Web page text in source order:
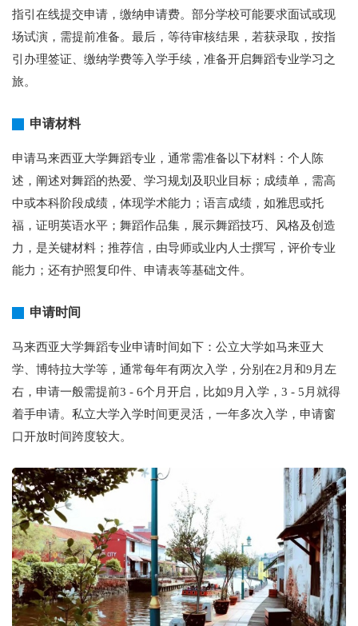
指引在线提交申请，缴纳申请费。部分学校可能要求面试或现
场试演，需提前准备。最后，等待审核结果，若获录取，按指
引办理签证、缴纳学费等入学手续，准备开启舞蹈专业学习之
旅。
申请材料
申请马来西亚大学舞蹈专业，通常需准备以下材料：个人陈
述，阐述对舞蹈的热爱、学习规划及职业目标；成绩单，需高
中或本科阶段成绩，体现学术能力；语言成绩，如雅思或托
福，证明英语水平；舞蹈作品集，展示舞蹈技巧、风格及创造
力，是关键材料；推荐信，由导师或业内人士撰写，评价专业
能力；还有护照复印件、申请表等基础文件。
申请时间
马来西亚大学舞蹈专业申请时间如下：公立大学如马来亚大
学、博特拉大学等，通常每年有两次入学，分别在2月和9月左
右，申请一般需提前3 - 6个月开启，比如9月入学，3 - 5月就得
着手申请。私立大学入学时间更灵活，一年多次入学，申请窗
口开放时间跨度较大。